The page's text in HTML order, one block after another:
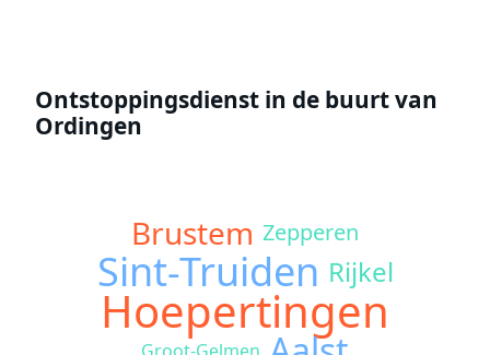
Ontstoppingsdienst in de buurt van
Ordingen
Brustem Zepperen
Sint-Truiden Rijkel
Hoepertingen